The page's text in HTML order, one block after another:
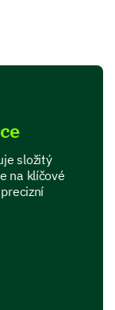
been able
comments
složitý
na klíčové